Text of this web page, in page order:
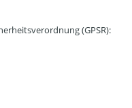
(GPSR):